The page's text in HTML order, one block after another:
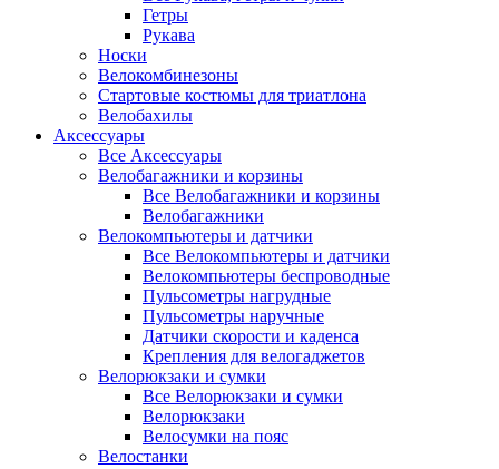
Гетры
Рукава
Носки
Велокомбинезоны
Стартовые костюмы для триатлона
Велобахилы
Аксессуары
Все Аксессуары
Велобагажники и корзины
Все Велобагажники и корзины
Велобагажники
Велокомпьютеры и датчики
Все Велокомпьютеры и датчики
Велокомпьютеры беспроводные
Пульсометры нагрудные
Пульсометры наручные
Датчики скорости и каденса
Крепления для велогаджетов
Велорюкзаки и сумки
Все Велорюкзаки и сумки
Велорюкзаки
Велосумки на пояс
Велостанки